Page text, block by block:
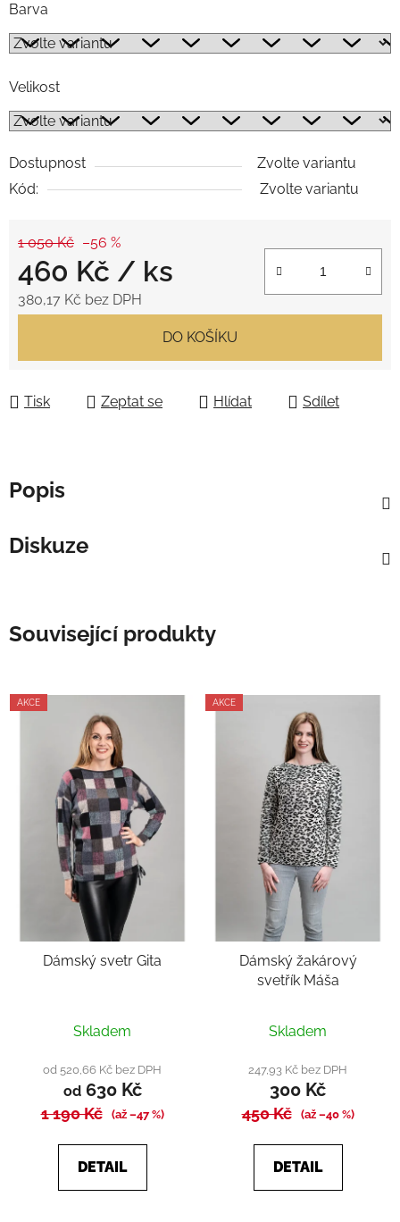
Barva
Velikost
Dostupnost
Zvolte variantu
Kód:
Zvolte variantu
1 050 Kč –56 %
460 Kč / ks
380,17 Kč bez DPH
DO KOŠÍKU
Tisk Zeptat se Hlídat Sdílet
Popis
Diskuze
Související produkty
AKCE
Dámský svetr Gita
Skladem
od 520,66 Kč bez DPH
od630 Kč
1 190 Kč (až –47 %)
DETAIL
AKCE
Dámský žakárový
svetřík Máša
Skladem
247,93 Kč bez DPH
300 Kč
450 Kč (až –40 %)
DETAIL